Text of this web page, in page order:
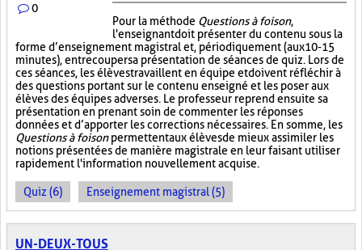
0
Pour la méthode Questions à foison,
l'enseignant doit présenter du contenu sous la
forme d’enseignement magistral et, périodiquement (aux 10-15
minutes), entrecouper sa présentation de séances de quiz. Lors de
ces séances, les élèves travaillent en équipe et doivent réfléchir à
des questions portant sur le contenu enseigné et les poser aux
élèves des équipes adverses. Le professeur reprend ensuite sa
présentation en prenant soin de commenter les réponses
données et d’apporter les corrections nécessaires. En somme, les
Questions à foisonpermettent aux élèves de mieux assimiler les
notions présentées de manière magistrale en leur faisant utiliser
rapidement l'information nouvellement acquise.
Quiz (6) Enseignement magistral (5)
UN-DEUX-TOUS